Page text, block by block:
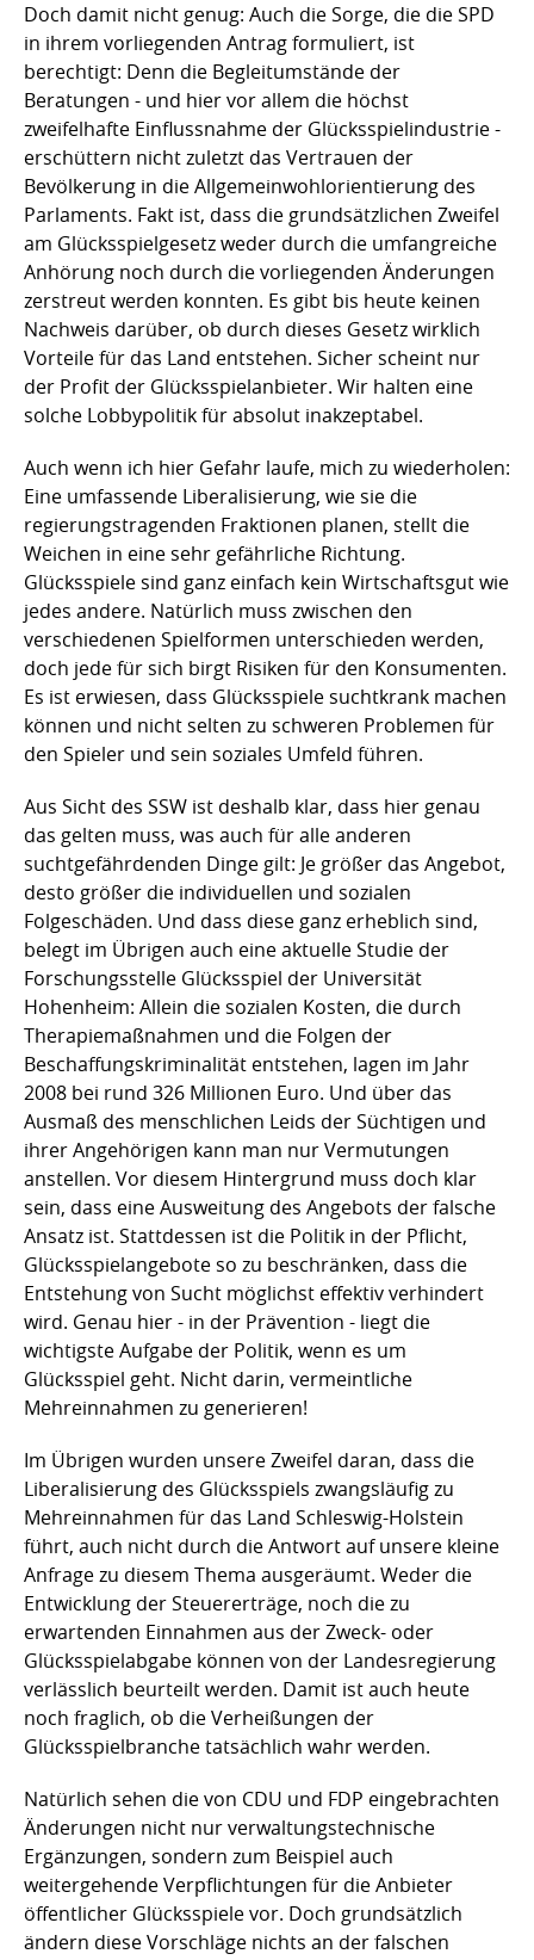
Doch damit nicht genug: Auch die Sorge, die die SPD
in ihrem vorliegenden Antrag formuliert, ist
berechtigt: Denn die Begleitumstände der
Beratungen - und hier vor allem die höchst
zweifelhafte Einflussnahme der Glücksspielindustrie -
erschüttern nicht zuletzt das Vertrauen der
Bevölkerung in die Allgemeinwohlorientierung des
Parlaments. Fakt ist, dass die grundsätzlichen Zweifel
am Glücksspielgesetz weder durch die umfangreiche
Anhörung noch durch die vorliegenden Änderungen
zerstreut werden konnten. Es gibt bis heute keinen
Nachweis darüber, ob durch dieses Gesetz wirklich
Vorteile für das Land entstehen. Sicher scheint nur
der Profit der Glücksspielanbieter. Wir halten eine
solche Lobbypolitik für absolut inakzeptabel.
Auch wenn ich hier Gefahr laufe, mich zu wiederholen:
Eine umfassende Liberalisierung, wie sie die
regierungstragenden Fraktionen planen, stellt die
Weichen in eine sehr gefährliche Richtung.
Glücksspiele sind ganz einfach kein Wirtschaftsgut wie
jedes andere. Natürlich muss zwischen den
verschiedenen Spielformen unterschieden werden,
doch jede für sich birgt Risiken für den Konsumenten.
Es ist erwiesen, dass Glücksspiele suchtkrank machen
können und nicht selten zu schweren Problemen für
den Spieler und sein soziales Umfeld führen.
Aus Sicht des SSW ist deshalb klar, dass hier genau
das gelten muss, was auch für alle anderen
suchtgefährdenden Dinge gilt: Je größer das Angebot,
desto größer die individuellen und sozialen
Folgeschäden. Und dass diese ganz erheblich sind,
belegt im Übrigen auch eine aktuelle Studie der
Forschungsstelle Glücksspiel der Universität
Hohenheim: Allein die sozialen Kosten, die durch
Therapiemaßnahmen und die Folgen der
Beschaffungskriminalität entstehen, lagen im Jahr
2008 bei rund 326 Millionen Euro. Und über das
Ausmaß des menschlichen Leids der Süchtigen und
ihrer Angehörigen kann man nur Vermutungen
anstellen. Vor diesem Hintergrund muss doch klar
sein, dass eine Ausweitung des Angebots der falsche
Ansatz ist. Stattdessen ist die Politik in der Pflicht,
Glücksspielangebote so zu beschränken, dass die
Entstehung von Sucht möglichst effektiv verhindert
wird. Genau hier - in der Prävention - liegt die
wichtigste Aufgabe der Politik, wenn es um
Glücksspiel geht. Nicht darin, vermeintliche
Mehreinnahmen zu generieren!
Im Übrigen wurden unsere Zweifel daran, dass die
Liberalisierung des Glücksspiels zwangsläufig zu
Mehreinnahmen für das Land Schleswig-Holstein
führt, auch nicht durch die Antwort auf unsere kleine
Anfrage zu diesem Thema ausgeräumt. Weder die
Entwicklung der Steuererträge, noch die zu
erwartenden Einnahmen aus der Zweck- oder
Glücksspielabgabe können von der Landesregierung
verlässlich beurteilt werden. Damit ist auch heute
noch fraglich, ob die Verheißungen der
Glücksspielbranche tatsächlich wahr werden.
Natürlich sehen die von CDU und FDP eingebrachten
Änderungen nicht nur verwaltungstechnische
Ergänzungen, sondern zum Beispiel auch
weitergehende Verpflichtungen für die Anbieter
öffentlicher Glücksspiele vor. Doch grundsätzlich
ändern diese Vorschläge nichts an der falschen